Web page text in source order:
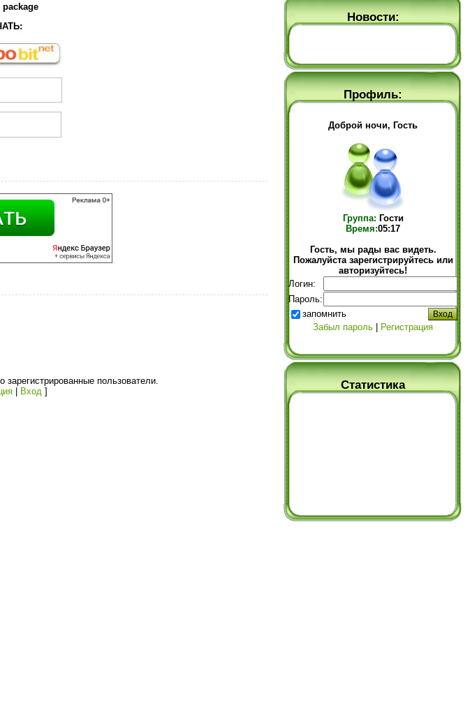
зарегистрированные пользователи.
| Вход]
Новости:
Профиль:
Доброй ночи, Гость
Группа: Гости
Время:05:17
Гость, мы рады вас видеть.
Пожалуйста зарегистрируйтесь или
авторизуйтесь!
Логин:
Пароль:
запомнить
Забыл пароль
Регистрация
Статистика